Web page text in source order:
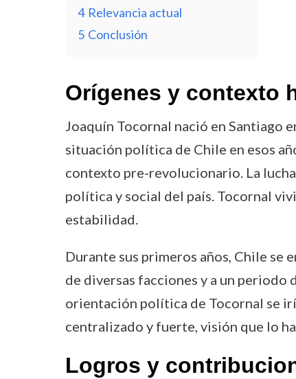
4 Relevancia actual
5 Conclusión
Orígenes y contexto
Joaquín Tocornal nació en Santiago
situación política de Chile en esos
contexto pre-revolucionario. La
política y social del país. Tocornal
estabilidad.
Durante sus primeros años, Chile se
de diversas facciones y a un periodo
orientación política de Tocornal se
centralizado y fuerte, visión que lo
Logros y